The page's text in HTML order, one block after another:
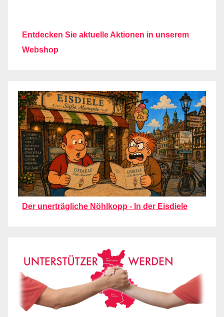
Entdecken Sie aktuelle Aktionen in unserem
Webshop
Der unerträgliche Nöhlkopp - In der Eisdiele